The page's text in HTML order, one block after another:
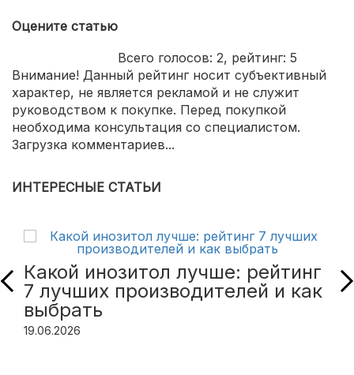
Оцените статью
Всего голосов: 2, рейтинг: 5
Внимание! Данный рейтинг носит субъективный
характер, не является рекламой и не служит
руководством к покупке. Перед покупкой
необходима консультация со специалистом.
Загрузка комментариев...
ИНТЕРЕСНЫЕ СТАТЬИ
Какой инозитол лучше: рейтинг
7 лучших производителей и как
выбрать
19.06.2026